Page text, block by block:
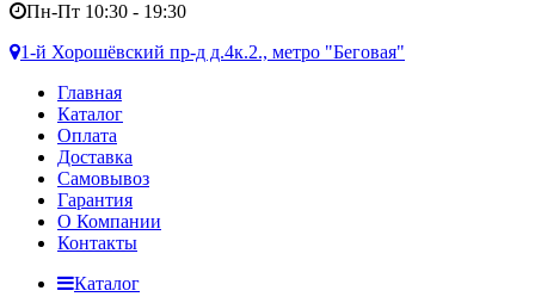
Пн-Пт 10:30 - 19:30
1-й Хорошёвский пр-д д.4к.2., метро "Беговая"
Главная
Каталог
Оплата
Доставка
Самовывоз
Гарантия
О Компании
Контакты
Каталог